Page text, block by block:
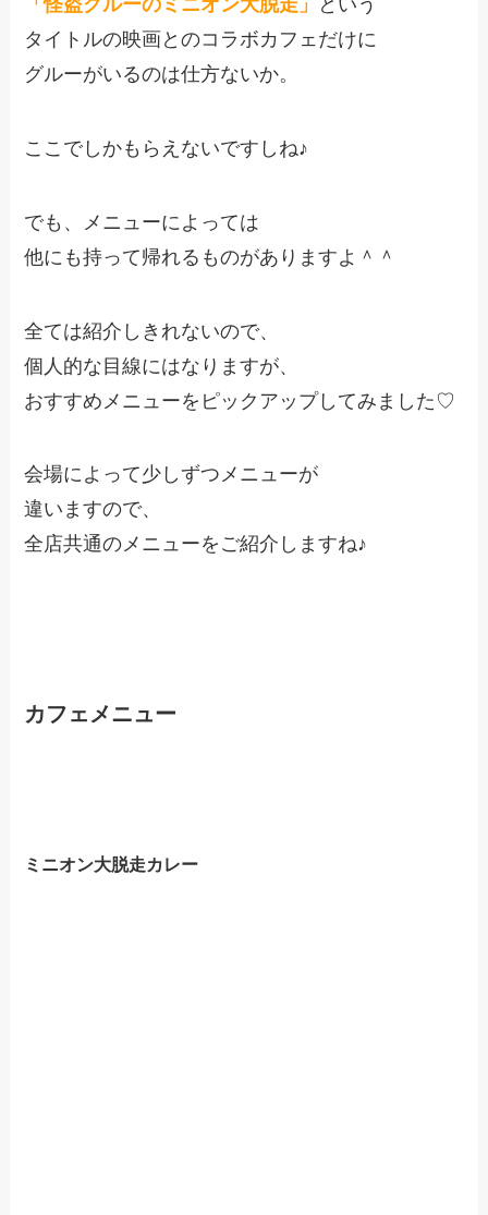
「怪盗グルーのミニオン大脱走」
という
タイトルの映画とのコラボカフェだけに
グルーがいるのは仕方ないか。
ここでしかもらえないですしね♪
でも、メニューによっては
他にも持って帰れるものがありますよ＾＾
全ては紹介しきれないので、
個人的な目線にはなりますが、
おすすめメニューをピックアップしてみました♡
会場によって少しずつメニューが
違いますので、
全店共通のメニューをご紹介しますね♪
カフェメニュー
ミニオン大脱走カレー